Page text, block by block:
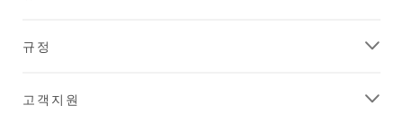
규정
고객지원